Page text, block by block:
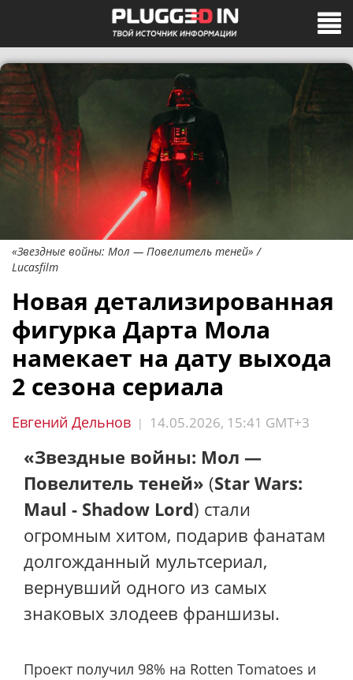
«Звездные войны: Мол — Повелитель теней» /
Lucasfilm
Новая детализированная
фигурка Дарта Мола
намекает на дату выхода
2 сезона сериала
Евгений Дельнов | 14.05.2026, 15:41 GMT+3
«Звездные войны: Мол —
Повелитель теней» (Star Wars:
Maul - Shadow Lord) стали
огромным хитом, подарив фанатам
долгожданный мультсериал,
вернувший одного из самых
знаковых злодеев франшизы.
Проект получил 98% на Rotten Tomatoes и